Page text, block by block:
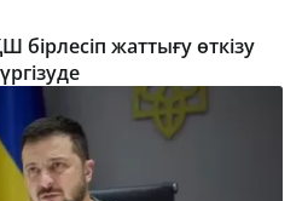
бірлесіп жаттығу өткізу